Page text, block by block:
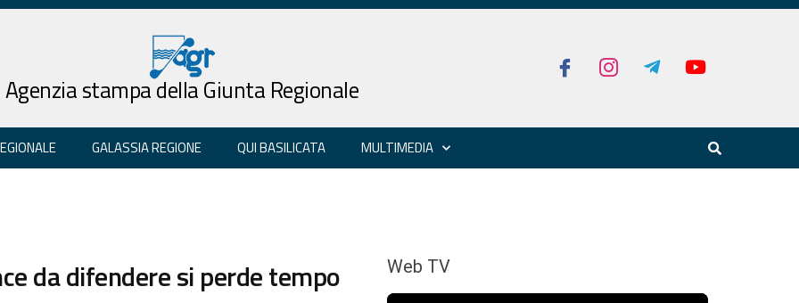
Agenzia stampa della Giunta Regionale
GALASSIA REGIONE QUI BASILICATA MULTIMEDIA
da difendere si perde tempo Web TV